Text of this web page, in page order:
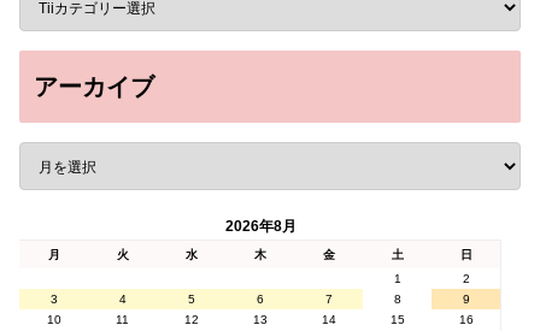
アーカイブ
2026年8月
月 火 水 木 金 土
日
1
2
3
4 5 6 7 8
9
10
11 12 13 14 15
16